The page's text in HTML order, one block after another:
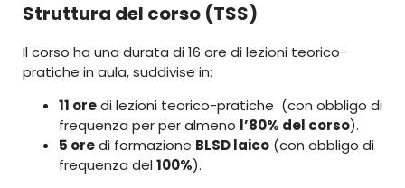
Struttura del corso (TSS)
Il corso ha una durata di 16 ore di lezioni teorico-
pratiche in aula, suddivise in:
11 oredi lezioni teorico-pratiche (con obbligo di
frequenza per per almeno l’80% del corso).
5 oredi formazione BLSD laico (con obbligo di
frequenza del100%).​